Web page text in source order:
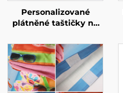
Personalizované
plátněné taštičky na
své značky pomocí
custom
merchandisingu